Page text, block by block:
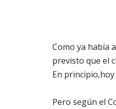
Como ya había
previsto que el
En
Pero según el